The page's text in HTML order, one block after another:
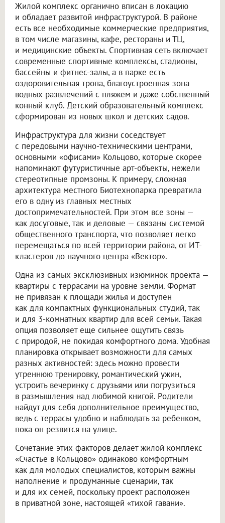
Жилой комплекс органично вписан в локацию
и обладает развитой инфраструктурой. В районе
есть все необходимые коммерческие предприятия,
в том числе магазины, кафе, рестораны и ТЦ,
и медицинские объекты. Спортивная сеть включает
современные спортивные комплексы, стадионы,
бассейны и фитнес-залы, а в парке есть
оздоровительная тропа, благоустроенная зона
водных развлечений с пляжем и даже собственный
конный клуб. Детский образовательный комплекс
сформирован из новых школ и детских садов.
Инфраструктура для жизни соседствует
с передовыми научно-техническими центрами,
основными «офисами» Кольцово, которые скорее
напоминают футуристичные арт-объекты, нежели
стереотипные промзоны. К примеру, сложная
архитектура местного Биотехнопарка превратила
его в одну из главных местных
достопримечательностей. При этом все зоны —
как досуговые, так и деловые — связаны системой
общественного транспорта, что позволяет легко
перемещаться по всей территории района, от ИТ-
кластеров до научного центра «Вектор».
Одна из самых эксклюзивных изюминок проекта —
квартиры с террасами на уровне земли. Формат
не привязан к площади жилья и доступен
как для компактных функциональных студий, так
и для 3-комнатных квартир для всей семьи. Такая
опция позволяет еще сильнее ощутить связь
с природой, не покидая комфортного дома. Удобная
планировка открывает возможности для самых
разных активностей: здесь можно провести
утреннюю тренировку, романтический ужин,
устроить вечеринку с друзьями или погрузиться
в размышления над любимой книгой. Родители
найдут для себя дополнительное преимущество,
ведь с террасы удобно и наблюдать за ребенком,
пока он резвится на улице.
Сочетание этих факторов делает жилой комплекс
«Счастье в Кольцово» одинаково комфортным
как для молодых специалистов, которым важны
наполнение и продуманные сценарии, так
и для их семей, поскольку проект расположен
в приватной зоне, настоящей «тихой гавани».